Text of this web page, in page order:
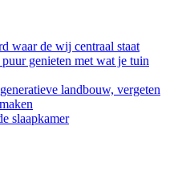
waar de wij centraal staat
genieten met wat je tuin
landbouw, vergeten
slaapkamer